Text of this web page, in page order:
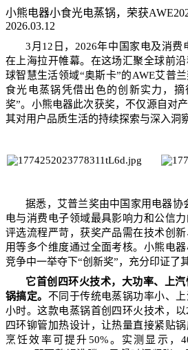
小熊电器小食光电蒸锅，荣获
2026.03.12
3 月12日，2026年中国家电及消费
在上海拉开帷幕。在这场汇聚全球前
球智慧生活领域“奥斯卡”的AWE艾普
食光电蒸锅凭借出色的创新实力，摘
奖”。小熊电器此次获奖，不仅源自对
其对用户品质生活的持续探索与深入洞察
据悉，艾普兰奖由中国家用电器协
电与消费电子领域最具影响力和公信
评选流程严苛，获奖产品需在技术创
用等多个维度通过全面考核。小熊电
竞争中一举夺下“创新奖”，充分印证了
它首创四环火技术，大功率、上
锅搞定。 不同于传统电蒸锅功率小、
小时。这款电蒸锅首创四环火技术，
四环铆管加热设计，让热量直接紧贴锅
烹饪效率可提升50%。实测显示，